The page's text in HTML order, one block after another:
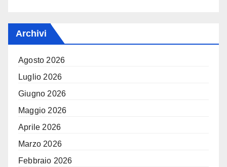
Archivi
Agosto 2026
Luglio 2026
Giugno 2026
Maggio 2026
Aprile 2026
Marzo 2026
Febbraio 2026